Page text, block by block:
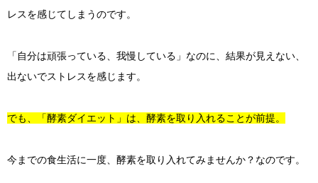
レスを感じてしまうのです。
「自分は頑張っている、我慢している」なのに、結果が見えない、
出ないでストレスを感じます。
でも、「酵素ダイエット」は、酵素を取り入れることが前提。
今までの食生活に一度、酵素を取り入れてみませんか？なのです。